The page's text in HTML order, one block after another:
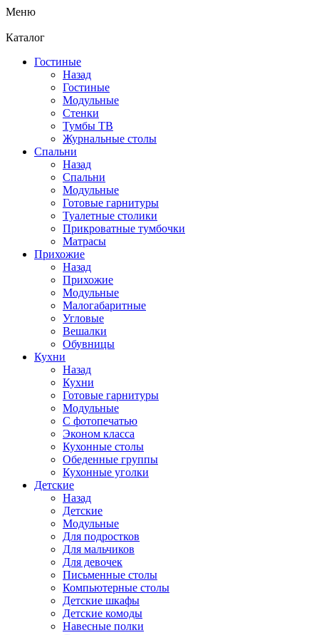
Меню
Каталог
Гостиные
Назад
Гостиные
Модульные
Стенки
Тумбы ТВ
Журнальные столы
Спальни
Назад
Спальни
Модульные
Готовые гарнитуры
Туалетные столики
Прикроватные тумбочки
Матрасы
Прихожие
Назад
Прихожие
Модульные
Малогабаритные
Угловые
Вешалки
Обувницы
Кухни
Назад
Кухни
Готовые гарнитуры
Модульные
С фотопечатью
Эконом класса
Кухонные столы
Обеденные группы
Кухонные уголки
Детские
Назад
Детские
Модульные
Для подростков
Для мальчиков
Для девочек
Письменные столы
Компьютерные столы
Детские шкафы
Детские комоды
Навесные полки